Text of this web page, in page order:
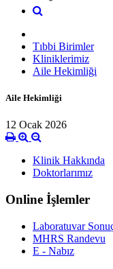
Tıbbi Birimler
Kliniklerimiz
Aile Hekimliği
Aile Hekimliği
12 Ocak 2026
Klinik Hakkında
Doktorlarımız
Online İşlemler
Laboratuvar
MHRS Randevu
E - Nabız